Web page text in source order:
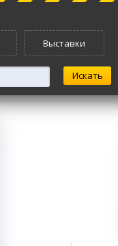
Выставки